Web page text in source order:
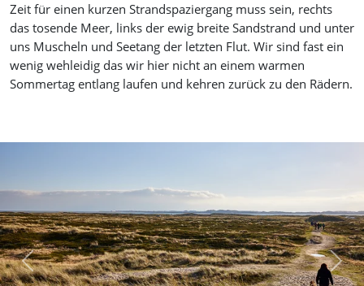
Zeit für einen kurzen Strandspaziergang muss sein, rechts
das tosende Meer, links der ewig breite Sandstrand und unter
uns Muscheln und Seetang der letzten Flut. Wir sind fast ein
wenig wehleidig das wir hier nicht an einem warmen
Sommertag entlang laufen und kehren zurück zu den Rädern.
Previous Next